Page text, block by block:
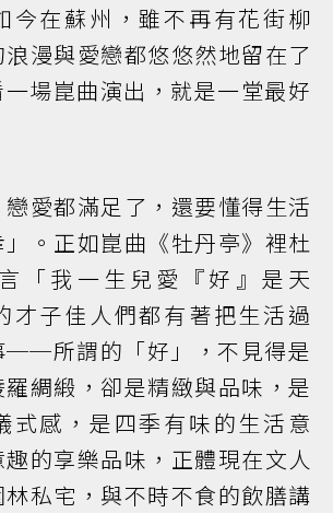
今在蘇州，雖不再有花街柳
漫與愛戀都悠悠然地留在了
場崑曲演出，就是一堂最好
愛都滿足了，還要懂得生活
。正如崑曲《牡丹亭》裡杜
「我一生兒愛『好』是天
才子佳人們都有著把生活過
──所謂的「好」，不見得是
綢緞，卻是精緻與品味，是
式感，是四季有味的生活意
的享樂品味，正體現在文人
私宅，與不時不食的飲膳講